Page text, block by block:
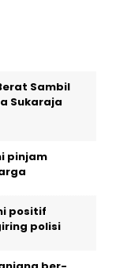
Sambil
Sukaraja
pinjam
positif
polisi